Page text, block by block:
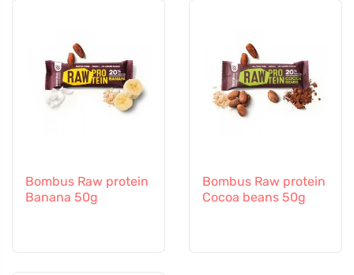
Bombus Raw protein
Banana 50g
Bombus Raw protein
Cocoa beans 50g